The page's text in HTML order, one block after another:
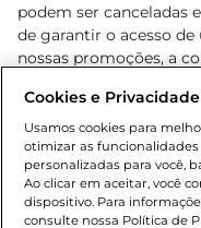
podem ser canceladas
de garantir o acesso
nossas promoções, a
cliente. Os preços,
o e-commerce e
sofrer alterações sem
de bebidas alcoólicas
Lei n.º 8069/90, art.
Adolescente). Preços e
Cookies e Privacidade
Usamos cookies para
otimizar as
personalizadas para você,
Ao clicar em aceitar, você
dispositivo. Para
consulte nossa Política de